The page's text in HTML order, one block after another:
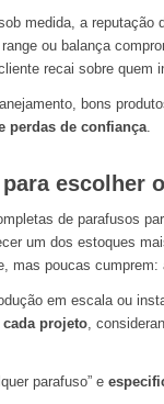
medida, a reputação
ou balança
recai sobre quem
bons
perdas de confiança.
escolher
de parafusos
um dos estoques
mas poucas cumprem:
em escala ou
projeto,
parafuso” e